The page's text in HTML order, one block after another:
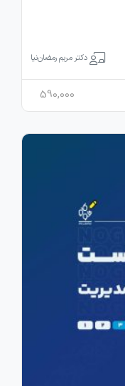
دکتر مریم رمضان‌نیا
590,000